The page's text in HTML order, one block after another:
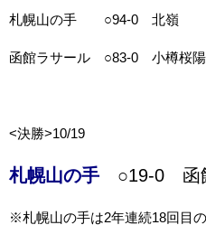
札幌山の手 ○94-0 北嶺
函館ラサール ○83-0 小樽桜陽
<決勝>10/19
札幌山の手 ○19-0 函
※札幌山の手は2年連続18回目